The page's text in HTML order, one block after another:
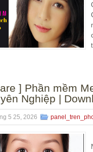
] Phần mềm
Nghiệp |
5 25, 2026